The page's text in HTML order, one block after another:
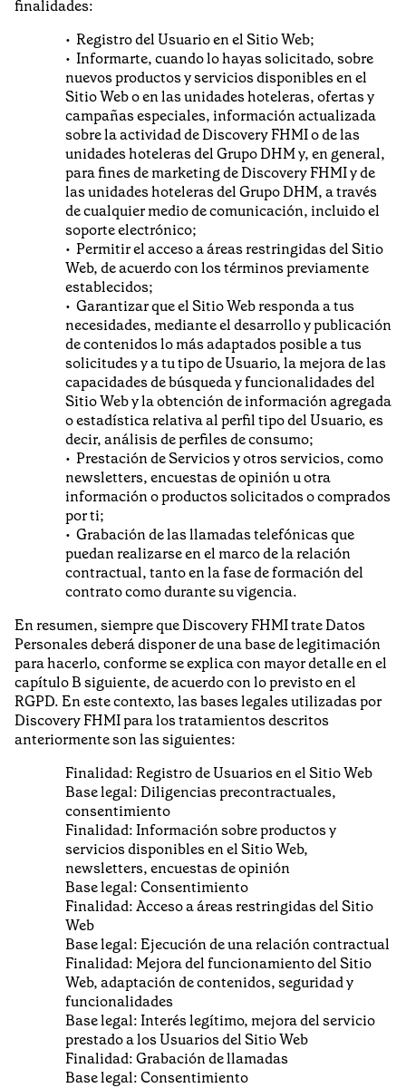
finalidades:
Registro del Usuario en el Sitio Web;
Informarte, cuando lo hayas solicitado, sobre
nuevos productos y servicios disponibles en el
Sitio Web o en las unidades hoteleras, ofertas y
campañas especiales, información actualizada
sobre la actividad de Discovery FHMI o de las
unidades hoteleras del Grupo DHM y, en general,
para fines de marketing de Discovery FHMI y de
las unidades hoteleras del Grupo DHM, a través
de cualquier medio de comunicación, incluido el
soporte electrónico;
Permitir el acceso a áreas restringidas del Sitio
Web, de acuerdo con los términos previamente
establecidos;
Garantizar que el Sitio Web responda a tus
necesidades, mediante el desarrollo y publicación
de contenidos lo más adaptados posible a tus
solicitudes y a tu tipo de Usuario, la mejora de las
capacidades de búsqueda y funcionalidades del
Sitio Web y la obtención de información agregada
o estadística relativa al perfil tipo del Usuario, es
decir, análisis de perfiles de consumo;
Prestación de Servicios y otros servicios, como
newsletters, encuestas de opinión u otra
información o productos solicitados o comprados
por ti;
Grabación de las llamadas telefónicas que
puedan realizarse en el marco de la relación
contractual, tanto en la fase de formación del
contrato como durante su vigencia.
En resumen, siempre que Discovery FHMI trate Datos
Personales deberá disponer de una base de legitimación
para hacerlo, conforme se explica con mayor detalle en el
capítulo B siguiente, de acuerdo con lo previsto en el
RGPD. En este contexto, las bases legales utilizadas por
Discovery FHMI para los tratamientos descritos
anteriormente son las siguientes:
Finalidad: Registro de Usuarios en el Sitio Web
Base legal: Diligencias precontractuales,
consentimiento
Finalidad: Información sobre productos y
servicios disponibles en el Sitio Web,
newsletters, encuestas de opinión
Base legal: Consentimiento
Finalidad: Acceso a áreas restringidas del Sitio
Web
Base legal: Ejecución de una relación contractual
Finalidad: Mejora del funcionamiento del Sitio
Web, adaptación de contenidos, seguridad y
funcionalidades
Base legal: Interés legítimo, mejora del servicio
prestado a los Usuarios del Sitio Web
Finalidad: Grabación de llamadas
Base legal: Consentimiento